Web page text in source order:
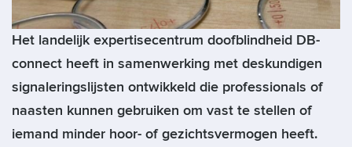
Het landelijk expertisecentrum doofblindheid DB-
connect heeft in samenwerking met deskundigen
signaleringslijsten ontwikkeld die professionals of
naasten kunnen gebruiken om vast te stellen of
iemand minder hoor- of gezichtsvermogen heeft.